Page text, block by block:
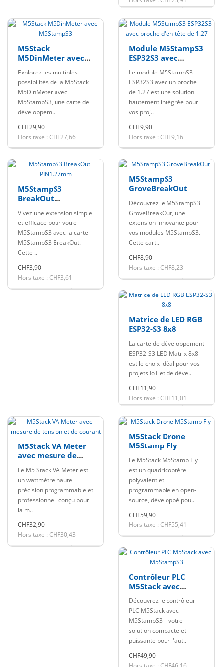
M5Stack
M5DinMeter avec
Explorez les multiples
possibilités de la M5Stack
M5DinMeter avec
M5StampS3, une carte de
développem..
CHF29,90
Hors taxe : CHF27,66
Module M5StampS3
ESP32S3 avec
1.27
Le module M5StampS3
ESP32S3 avec un broche
de 1.27 est une solution
hautement intégrée pour
vos proj..
CHF9,90
Hors taxe : CHF9,16
M5StampS3
BreakOut
Vivez une extension simple
et efficace pour votre
M5StampS3 avec la carte
M5StampS3 BreakOut.
Cette ..
CHF3,90
Hors taxe : CHF3,61
M5StampS3
GroveBreakOut
Découvrez le M5StampS3
GroveBreakOut, une
extension innovante pour
vos modules M5StampS3.
Cette cart..
CHF8,90
Hors taxe : CHF8,23
Matrice de LED RGB
ESP32-S3 8x8
La carte de développement
ESP32-S3 LED Matrix 8x8
est le choix idéal pour vos
projets IoT et de déve..
CHF11,90
Hors taxe : CHF11,01
M5Stack VA Meter
avec mesure de
courant
Le M5 Stack VA Meter est
un wattmètre haute
précision programmable et
professionnel, conçu pour
la m..
CHF32,90
Hors taxe : CHF30,43
M5Stack Drone
M5Stamp Fly
Le M5Stack M5Stamp Fly
est un quadricoptère
polyvalent et
programmable en open-
source, développé pou..
CHF59,90
Hors taxe : CHF55,41
Contrôleur PLC
M5Stack avec
Découvrez le contrôleur
PLC M5Stack avec
M5StampS3 – votre
solution compacte et
puissante pour l'aut..
CHF49,90
Hors taxe : CHF46,16